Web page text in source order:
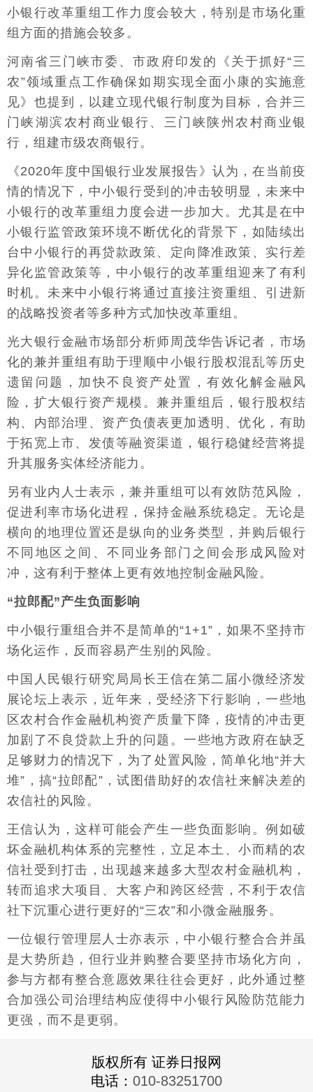
小银行改革重组工作力度会较大，特别是市场化重
组方面的措施会较多。
河南省三门峡市委、市政府印发的《关于抓好“三
农”领域重点工作确保如期实现全面小康的实施意
见》也提到，以建立现代银行制度为目标，合并三
门峡湖滨农村商业银行、三门峡陕州农村商业银
行，组建市级农商银行。
《2020年度中国银行业发展报告》认为，在当前疫
情的情况下，中小银行受到的冲击较明显，未来中
小银行的改革重组力度会进一步加大。尤其是在中
小银行监管政策环境不断优化的背景下，如陆续出
台中小银行的再贷款政策、定向降准政策、实行差
异化监管政策等，中小银行的改革重组迎来了有利
时机。未来中小银行将通过直接注资重组、引进新
的战略投资者等多种方式加快改革重组。
光大银行金融市场部分析师周茂华告诉记者，市场
化的兼并重组有助于理顺中小银行股权混乱等历史
遗留问题，加快不良资产处置，有效化解金融风
险，扩大银行资产规模。兼并重组后，银行股权结
构、内部治理、资产负债表更加透明、优化，有助
于拓宽上市、发债等融资渠道，银行稳健经营将提
升其服务实体经济能力。
另有业内人士表示，兼并重组可以有效防范风险，
促进利率市场化进程，保持金融系统稳定。无论是
横向的地理位置还是纵向的业务类型，并购后银行
不同地区之间、不同业务部门之间会形成风险对
冲，这有利于整体上更有效地控制金融风险。
“拉郎配”产生负面影响
中小银行重组合并不是简单的“1+1”，如果不坚持市
场化运作，反而容易产生别的风险。
中国人民银行研究局局长王信在第二届小微经济发
展论坛上表示，近年来，受经济下行影响，一些地
区农村合作金融机构资产质量下降，疫情的冲击更
加剧了不良贷款上升的问题。一些地方政府在缺乏
足够财力的情况下，为了处置风险，简单化地“并大
堆”，搞“拉郎配”，试图借助好的农信社来解决差的
农信社的风险。
王信认为，这样可能会产生一些负面影响。例如破
坏金融机构体系的完整性，立足本土、小而精的农
信社受到打击，出现越来越多大型农村金融机构，
转而追求大项目、大客户和跨区经营，不利于农信
社下沉重心进行更好的“三农”和小微金融服务。
一位银行管理层人士亦表示，中小银行整合合并虽
是大势所趋，但行业并购整合要坚持市场化方向，
参与方都有整合意愿效果往往会更好，此外通过整
合加强公司治理结构应使得中小银行风险防范能力
更强，而不是更弱。
版权所有 证券日报网
电话： 010-83251700